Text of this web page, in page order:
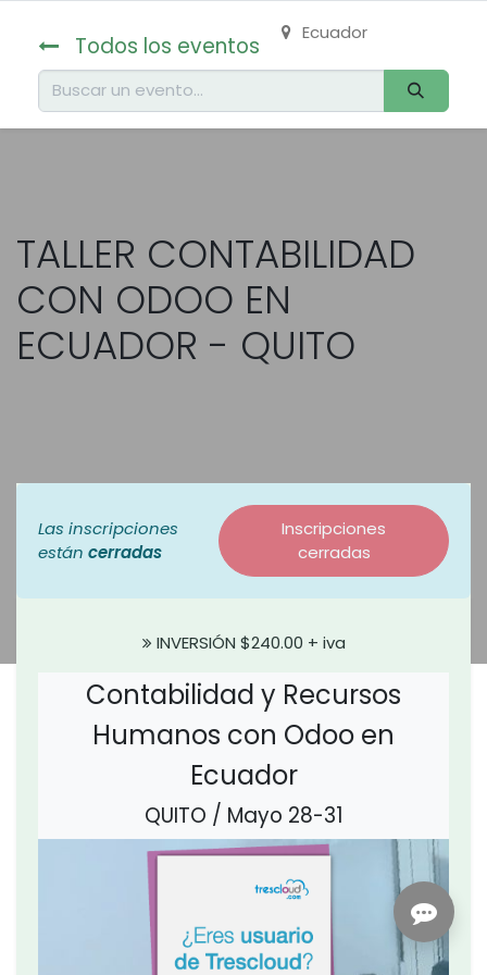
Todos los eventos Ecuador
TALLER CONTABILIDAD
CON ODOO EN
ECUADOR - QUITO
Las inscripciones
están cerradas
Inscripciones
cerradas
INVERSIÓN $240.00 + iva
Contabilidad y Recursos
Humanos con Odoo en
Ecuador
QUITO / Mayo 28-31